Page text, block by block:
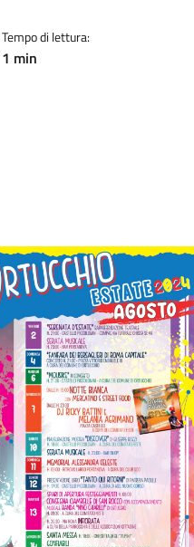
Tempo di lettura:
1 min